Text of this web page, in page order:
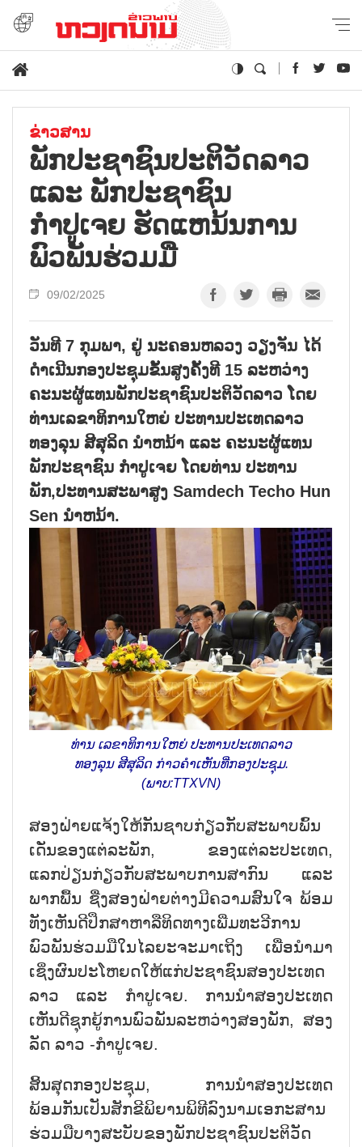
ຂ່າວສານ
ພັກປະຊາຊົນປະຕິວັດລາວ
ແລະ ພັກປະຊາຊົນ
ກຳປູເຈຍ ຮັດແຫນ້ນການ
ພົວພັນຮ່ວມມື
09/02/2025
ວັນທີ 7 ກຸມພາ, ຢູ່ ນະຄອນຫລວງ ວຽງຈັນ ໄດ້
ດຳເນີນກອງປະຊຸມຂັ້ນສູງຄັ້ງທີ 15 ລະຫວ່າງ
ຄະນະຜູ້ແທນພັກປະຊາຊົນປະຕິວັດລາວ ໂດຍ
ທ່ານເລຂາທິການໃຫຍ່ ປະທານປະເທດລາວ
ທອງລຸນ ສີສຸລິດ ນຳຫນ້າ ແລະ ຄະນະຜູ້ແທນ
ພັກປະຊາຊົນ ກຳປູເຈຍ ໂດຍທ່ານ ປະທານ
ພັກ,ປະທານສະພາສູງ Samdech Techo Hun
Sen ນຳຫນ້າ.
ທ່ານ ເລຂາທິການໃຫຍ່ ປະທານປະເທດລາວ
ທອງລຸນ ສີສຸລິດ ກ່າວຄຳເຫັນທີ່ກອງປະຊຸມ.
(ພາບ:TTXVN)
ສອງຝ່າຍແຈ້ງໃຫ້ກັນຊາບກ່ຽວກັບສະພາບພົ້ນ
ເດັ່ນຂອງແຕ່ລະພັກ, ຂອງແຕ່ລະປະເທດ,
ແລກປ່ຽນກ່ຽວກັບສະພາບການສາກົນ ແລະ
ພາກພື້ນ ຊື່ງສອງຝ່າຍຕ່າງມີຄວາມສົນໃຈ ພ້ອມ
ທັງເຫັນດີປຶກສາຫາລືທິດທາງເພີ່ມທະວີການ
ພົວພັນຮ່ວມມືໃນໄລຍະຈະມາເຖິງ ເພື່ອນຳມາ
ເຊິ່ງຜົນປະໂຫຍດໃຫ້ແກ່ປະຊາຊົນສອງປະເທດ
ລາວ ແລະ ກຳປູເຈຍ. ການນຳສອງປະເທດ
ເຫັນດີຊຸກຍູ້ການພົວພັນລະຫວ່າງສອງພັກ, ສອງ
ລັດ ລາວ -ກຳປູເຈຍ.
ສິ້ນສຸດກອງປະຊຸມ, ການນຳສອງປະເທດ
ພ້ອມກັນເປັນສັກຂີພິຍານພິທີລົງນາມເອກະສານ
ຮ່ວມມືບາງສະບັບຂອງພັກປະຊາຊົນປະຕິວັດ